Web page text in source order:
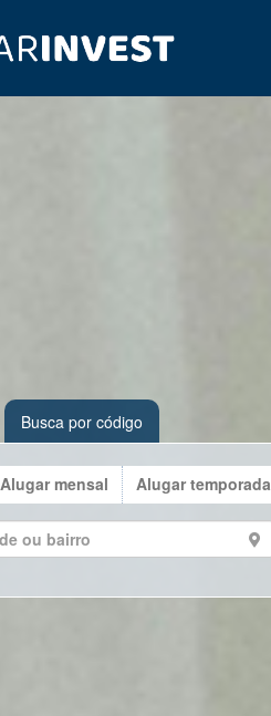
Busca por código
Alugar mensal Alugar temporada